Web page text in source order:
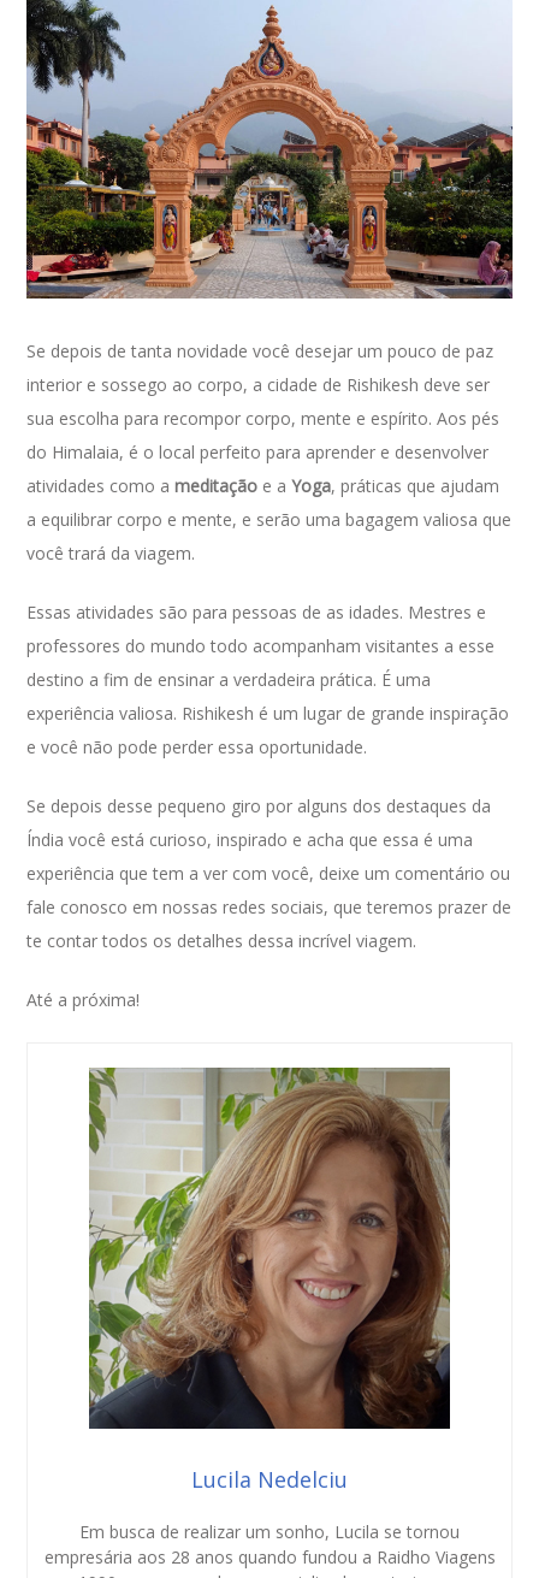
Se depois de tanta novidade você desejar um pouco de paz
interior e sossego ao corpo, a cidade de Rishikesh deve ser
sua escolha para recompor corpo, mente e espírito. Aos pés
do Himalaia, é o local perfeito para aprender e desenvolver
atividades como ameditação e aYoga, práticas que ajudam
a equilibrar corpo e mente, e serão uma bagagem valiosa que
você trará da viagem.
Essas atividades são para pessoas de as idades. Mestres e
professores do mundo todo acompanham visitantes a esse
destino a fim de ensinar a verdadeira prática. É uma
experiência valiosa. Rishikesh é um lugar de grande inspiração
e você não pode perder essa oportunidade.
Se depois desse pequeno giro por alguns dos destaques da
Índia você está curioso, inspirado e acha que essa é uma
experiência que tem a ver com você, deixe um comentário ou
fale conosco em nossas redes sociais, que teremos prazer de
te contar todos os detalhes dessa incrível viagem.
Até a próxima!
Lucila Nedelciu
Em busca de realizar um sonho, Lucila se tornou
empresária aos 28 anos quando fundou a Raidho Viagens